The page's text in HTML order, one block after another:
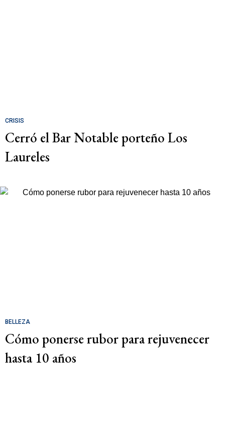
CRISIS
Cerró el Bar Notable porteño Los
Laureles
BELLEZA
Cómo ponerse rubor para rejuvenecer
hasta 10 años